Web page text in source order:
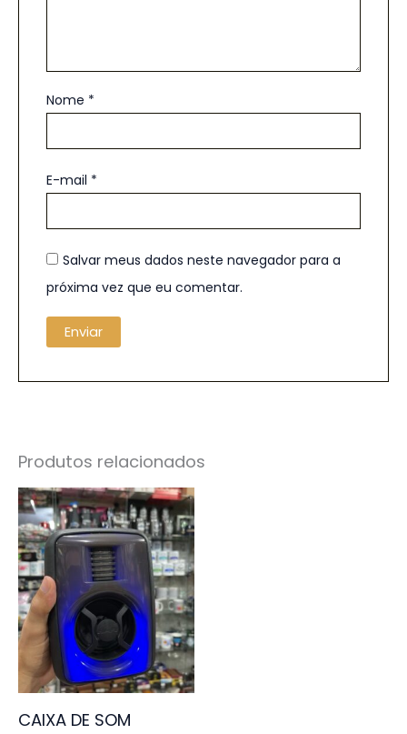
Nome *
E-mail *
Salvar meus dados neste navegador para a
próxima vez que eu comentar.
Produtos relacionados
CAIXA DE SOM